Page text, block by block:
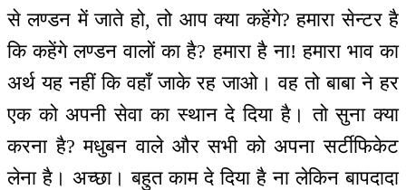
से लण्डन में जाते हो, तो आप क्या कहेंगे? हमारा सेन्टर है
कि कहेंगे लण्डन वालों का है? हमारा है ना! हमारा भाव का
अर्थ यह नहीं कि वहाँ जाके रह जाओ। वह तो बाबा ने हर
एक को अपनी सेवा का स्थान दे दिया है। तो सुना क्या
करना है? मधुबन वाले और सभी को अपना सर्टीफिकेट
लेना है। अच्छा। बहुत काम दे दिया है ना लेकिन बापदादा